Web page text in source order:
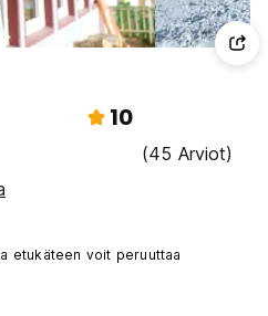
10
(45 Arviot)
etukäteen voit peruuttaa